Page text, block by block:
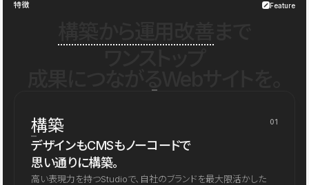
特徴 Feature
構築 01
デザインもCMSもノーコードで
思い通りに構築。
高い表現力を持つStudioで、自社のブランドを最大限活かした